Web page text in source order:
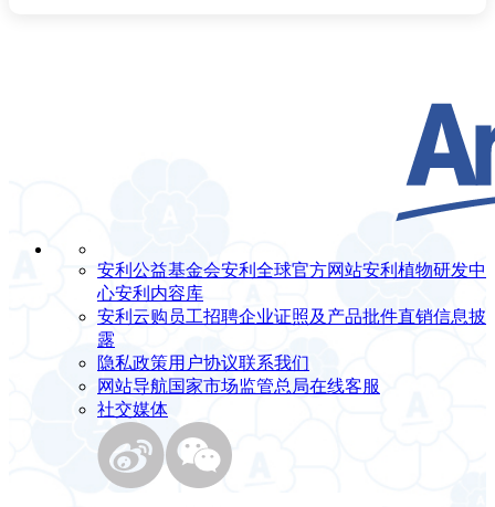
安利公益基金会安利全球官方网站安利植物研发中
心安利内容库
安利云购 员工招聘企业证照及产品批件直销信息披
露
隐私政策用户协议联系我们
网站导航国家市场监管总局在线客服
社交媒体